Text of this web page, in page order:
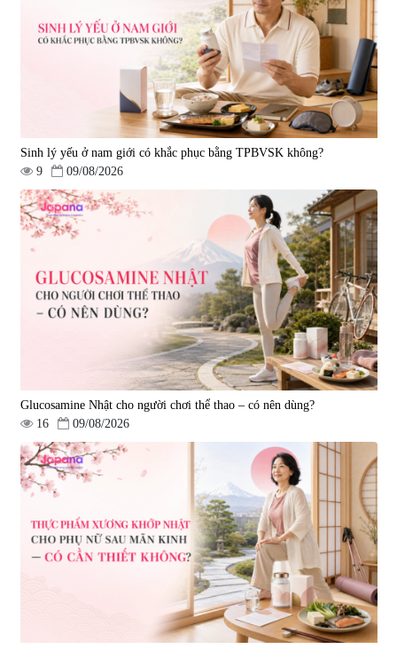
880.000 đ
viên
|42.588
5.500.000 đ
Viên uống phòng ngừa đột quỵ,
tai biến Nattokinase Nano
Premium 120 viên
2.290.000 đ
Sinh lý yếu ở nam giới có khắc phục bằng TPBVSK không?
9
09/08/2026
Glucosamine Nhật cho người chơi thể thao – có nên dùng?
16
09/08/2026